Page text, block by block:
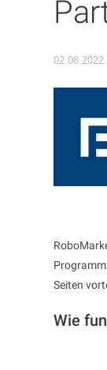
02.08.2022
Seiten
Wie